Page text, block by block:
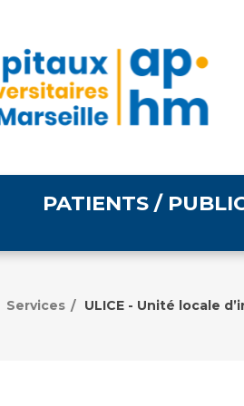
PATIENTS /
pratiques
professionnelle
Services / ULICE - Unité locale